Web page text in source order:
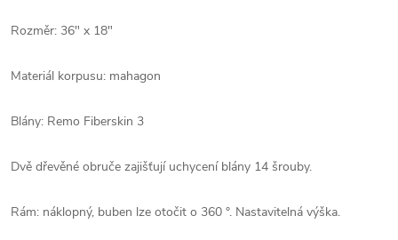
Rozměr: 36" x 18"
Materiál korpusu: mahagon
Blány: Remo Fiberskin 3
Dvě dřevěné obruče zajišťují uchycení blány 14 šrouby.
Rám: náklopný, buben lze otočit o 360 °. Nastavitelná výška.